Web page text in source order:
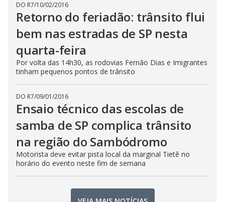
DO R7/10/02/2016
Retorno do feriadão: trânsito flui
bem nas estradas de SP nesta
quarta-feira
Por volta das 14h30, as rodovias Fernão Dias e Imigrantes
tinham pequenos pontos de trânsito
DO R7/09/01/2016
Ensaio técnico das escolas de
samba de SP complica trânsito
na região do Sambódromo
Motorista deve evitar pista local da marginal Tietê no
horário do evento neste fim de semana